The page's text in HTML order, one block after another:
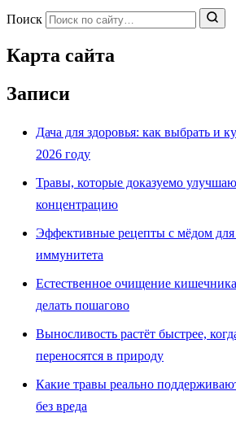
Поиск
Карта сайта
Записи
Дача для здоровья: как выбрать и
2026 году
Травы, которые доказуемо
концентрацию
Эффективные рецепты с мёдом для
иммунитета
Естественное очищение
делать пошагово
Выносливость растёт быстрее,
переносятся в природу
Какие травы реально
без вреда